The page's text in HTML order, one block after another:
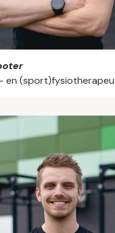
Bas ben je dan ook aan
professionele en
en
is manueel en
met een grote
in sportblessures en het
van het
combineert hij
en gerichte
de klacht te
oorzaak aan